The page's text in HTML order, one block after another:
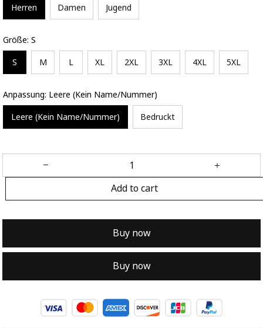
Herren Damen Jugend
Größe: S
S M L XL 2XL 3XL 4XL 5XL
Anpassung: Leere (Kein Name/Nummer)
Leere (Kein Name/Nummer) Bedruckt
Add to cart
Buy now
Buy now